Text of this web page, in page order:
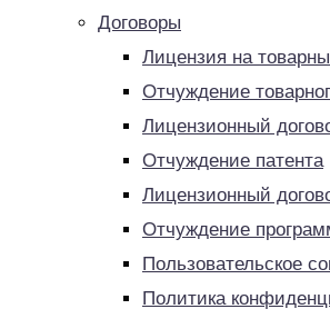
Договоры
Лицензия на
Отчуждение
Лицензионный
Отчуждение патента
Лицензионный
Отчуждение
Пользовательское
Политика